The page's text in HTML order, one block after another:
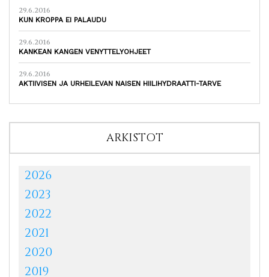
29.6.2016
KUN KROPPA EI PALAUDU
29.6.2016
KANKEAN KANGEN VENYTTELYOHJEET
29.6.2016
AKTIIVISEN JA URHEILEVAN NAISEN HIILIHYDRAATTI-TARVE
ARKISTOT
2026
2023
2022
2021
2020
2019